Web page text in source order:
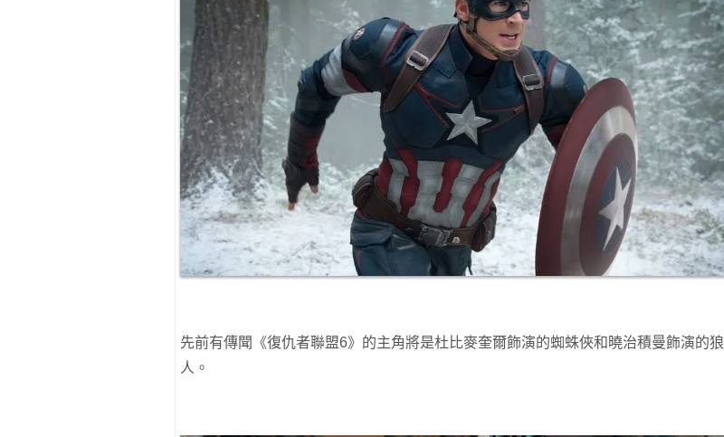
先前有傳聞《復仇者聯盟6》的主角將是杜比麥奎爾飾演的蜘蛛俠和曉治積曼飾演的狼
人。